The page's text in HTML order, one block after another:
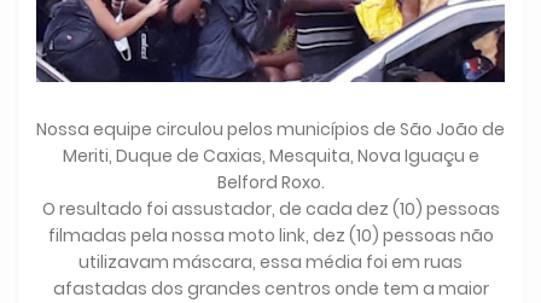
Nossa equipe circulou pelos municípios de São João de
Meriti, Duque de Caxias, Mesquita, Nova Iguaçu e
Belford Roxo.
O resultado foi assustador, de cada dez (10) pessoas
filmadas pela nossa moto link, dez (10) pessoas não
utilizavam máscara, essa média foi em ruas
afastadas dos grandes centros onde tem a maior